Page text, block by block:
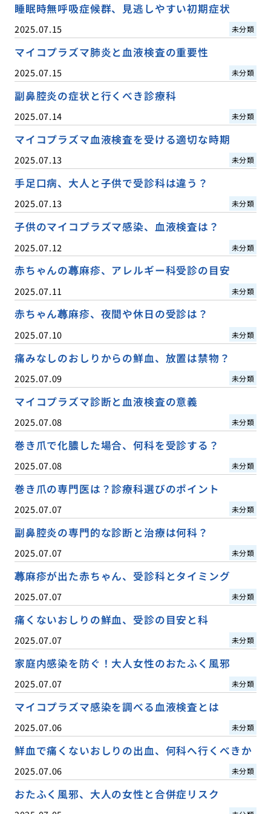
睡眠時無呼吸症候群、見逃しやすい初期症状
2025.07.15 未分類
マイコプラズマ肺炎と血液検査の重要性
2025.07.15 未分類
副鼻腔炎の症状と行くべき診療科
2025.07.14 未分類
マイコプラズマ血液検査を受ける適切な時期
2025.07.13 未分類
手足口病、大人と子供で受診科は違う？
2025.07.13 未分類
子供のマイコプラズマ感染、血液検査は？
2025.07.12 未分類
赤ちゃんの蕁麻疹、アレルギー科受診の目安
2025.07.11 未分類
赤ちゃん蕁麻疹、夜間や休日の受診は？
2025.07.10 未分類
痛みなしのおしりからの鮮血、放置は禁物？
2025.07.09 未分類
マイコプラズマ診断と血液検査の意義
2025.07.08 未分類
巻き爪で化膿した場合、何科を受診する？
2025.07.08 未分類
巻き爪の専門医は？診療科選びのポイント
2025.07.07 未分類
副鼻腔炎の専門的な診断と治療は何科？
2025.07.07 未分類
蕁麻疹が出た赤ちゃん、受診科とタイミング
2025.07.07 未分類
痛くないおしりの鮮血、受診の目安と科
2025.07.07 未分類
家庭内感染を防ぐ！大人女性のおたふく風邪
2025.07.07 未分類
マイコプラズマ感染を調べる血液検査とは
2025.07.06 未分類
鮮血で痛くないおしりの出血、何科へ行くべきか
2025.07.06 未分類
おたふく風邪、大人の女性と合併症リスク